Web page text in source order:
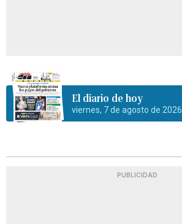
El diario de hoy
viernes, 7 de agosto de 2026
PUBLICIDAD